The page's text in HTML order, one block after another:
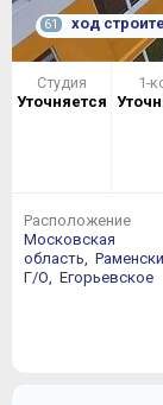
Переходим к
наблюдаем
61 ход
Студия
Уточняется
1-
Расположение
Московская
область,
Г/О,
Егорьевское